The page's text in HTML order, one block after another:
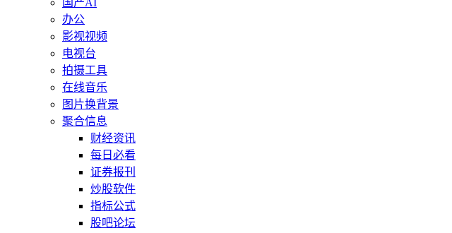
国产AI
办公
影视视频
电视台
拍摄工具
在线音乐
图片换背景
聚合信息
财经资讯
每日必看
证券报刊
炒股软件
指标公式
股吧论坛